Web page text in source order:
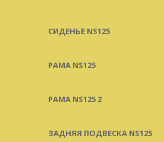
СИДЕНЬЕ NS125
РАМА NS125
РАМА NS125 2
ЗАДНЯЯ ПОДВЕСКА NS125